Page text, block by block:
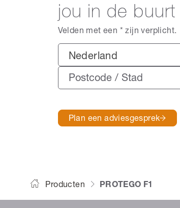
jou in de buurt
Velden met een * zijn verplicht.
Nederland
Plan een adviesgesprek
Producten PROTEGO F1